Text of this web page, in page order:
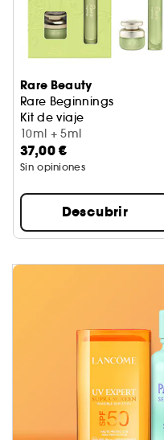
Rare Beauty
Rare Beginnings
Kit de viaje
10ml + 5ml
37,00 €
Sin opiniones
Descubrir